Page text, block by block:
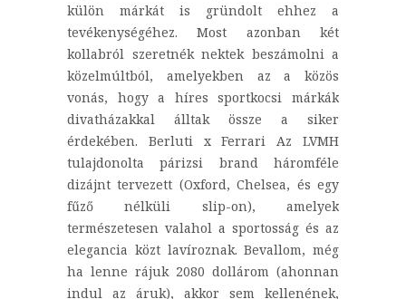
külön márkát is gründolt ehhez a
tevékenységéhez. Most azonban két
kollabról szeretnék nektek beszámolni a
közelmúltból, amelyekben az a közös
vonás, hogy a híres sportkocsi márkák
divatházakkal álltak össze a siker
érdekében. Berluti x Ferrari Az LVMH
tulajdonolta párizsi brand háromféle
dizájnt tervezett (Oxford, Chelsea, és egy
fűző nélküli slip-on), amelyek
természetesen valahol a sportosság és az
elegancia közt lavíroznak. Bevallom, még
ha lenne rájuk 2080 dollárom (ahonnan
indul az áruk), akkor sem kellenének,